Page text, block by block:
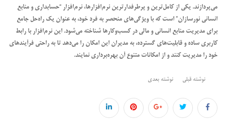
می‌پردازند. یکی از کامل‌ترین و پرطرفدارترین نرم‌افزارها، نرم‌افزار “حسابداری و منابع
انسانی نورسازان” است که با ویژگی‌های منحصر به فرد خود، به عنوان یک راه‌حل جامع
برای مدیریت منابع انسانی و مالی در کسب‌وکارها شناخته می‌شود. این نرم‌افزار با رابط
کاربری ساده و قابلیت‌های گسترده، به مدیران این امکان را می‌دهد تا به راحتی فرآیندهای
خود را مدیریت کنند و از امکانات متنوع آن بهره‌برداری نمایند.
نوشته قبلی نوشته بعدی